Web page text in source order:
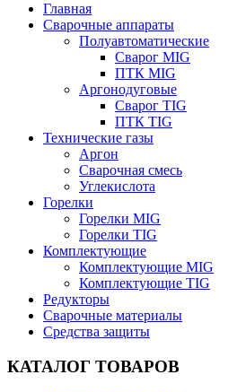
Главная
Сварочные аппараты
Полуавтоматические
Сварог MIG
ПТК MIG
Аргонодуговые
Сварог TIG
ПТК TIG
Технические газы
Аргон
Сварочная смесь
Углекислота
Горелки
Горелки MIG
Горелки TIG
Комплектующие
Комплектующие MIG
Комплектующие TIG
Редукторы
Сварочные материалы
Средства защиты
КАТАЛОГ ТОВАРОВ